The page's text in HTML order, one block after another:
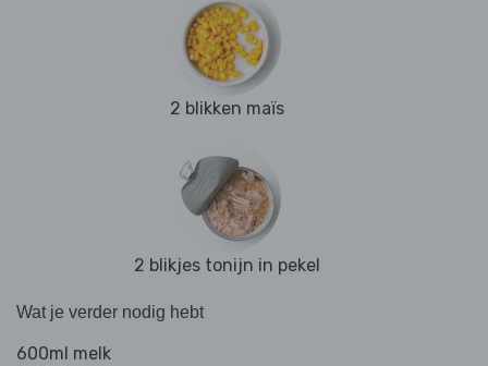
2 blikken maïs
2 blikjes tonijn in pekel
Wat je verder nodig hebt
600ml melk